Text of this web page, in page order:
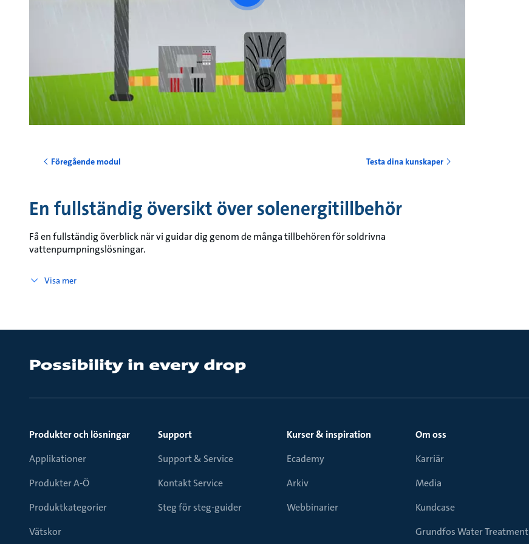
video
Föregående modul Testa dina kunskaper
En fullständig översikt över solenergitillbehör
Få en fullständig överblick när vi guidar dig genom de många tillbehören för soldrivna
vattenpumpningslösningar.
Visa mer
Produkter och lösningar
Applikationer
Produkter A-Ö
Produktkategorier
Vätskor
Support
Support & Service
Kontakt Service
Steg för steg-guider
Kurser & inspiration
Ecademy
Arkiv
Webbinarier
Om oss
Karriär
Media
Kundcase
Grundfos Water Treatment